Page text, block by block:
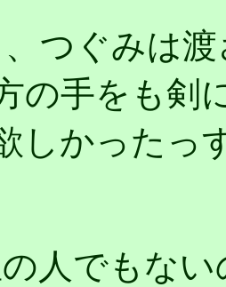
、つぐみは
の手をも剣
しかったっ
人でもな